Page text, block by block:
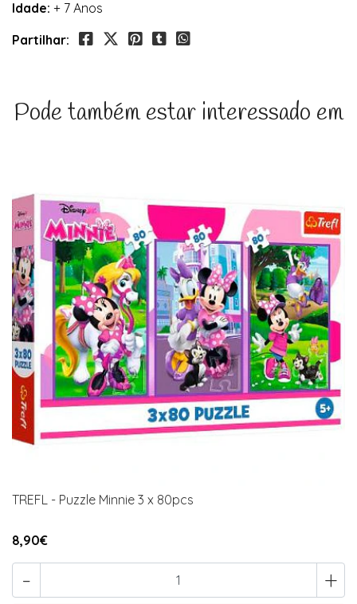
Idade: + 7 Anos
Partilhar:
Pode também estar interessado em
TREFL - Puzzle Minnie 3 x 80pcs
8,90€
- +